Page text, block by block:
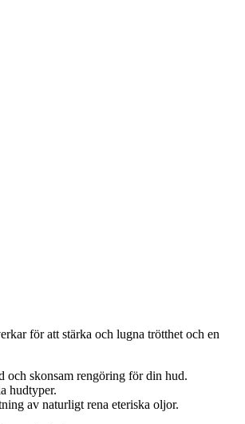
för att stärka och lugna trötthet och en
och skonsam rengöring för din hud.
hudtyper.
av naturligt rena eteriska oljor.